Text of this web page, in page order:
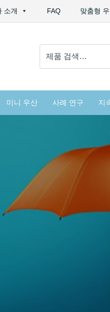
소개 FAQ 맞춤형
색
미니 우산 사례 연구 지